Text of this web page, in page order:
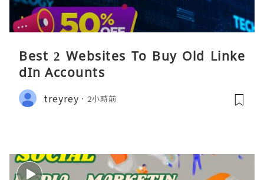
Best 2 Websites To Buy Old Linke
dIn Accounts
treyrey 2小時前